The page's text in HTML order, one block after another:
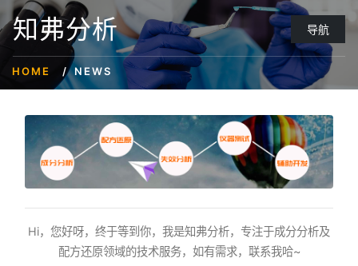
知弗分析 导航
HOME NEWS
Hi，您好呀，终于等到你，我是知弗分析，专注于成分分析及
配方还原领域的技术服务，如有需求，联系我哈~